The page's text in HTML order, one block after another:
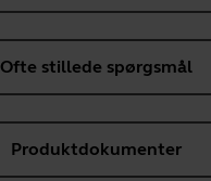
Ofte stillede spørgsmål
Produktdokumenter